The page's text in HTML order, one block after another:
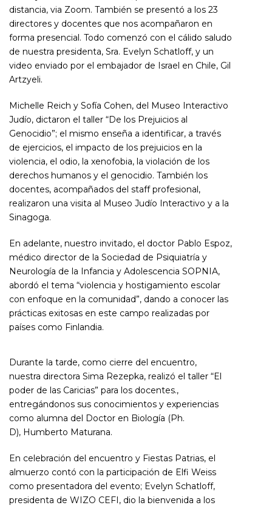
distancia, via Zoom. También se presentó a los 23
directores y docentes que nos acompañaron en
forma presencial. Todo comenzó con el cálido saludo
de nuestra presidenta, Sra. Evelyn Schatloff, y un
video enviado por el embajador de Israel en Chile, Gil
Artzyeli.
Michelle Reich y Sofía Cohen, del Museo Interactivo
Judío, dictaron el taller “De los Prejuicios al
Genocidio”; el mismo enseña a identificar, a través
de ejercicios, el impacto de los prejuicios en la
violencia, el odio, la xenofobia, la violación de los
derechos humanos y el genocidio. También los
docentes, acompañados del staff profesional,
realizaron una visita al Museo Judío Interactivo y a la
Sinagoga.
En adelante, nuestro invitado, el doctor Pablo Espoz,
médico director de la Sociedad de Psiquiatría y
Neurología de la Infancia y Adolescencia SOPNIA,
abordó el tema “violencia y hostigamiento escolar
con enfoque en la comunidad”, dando a conocer las
prácticas exitosas en este campo realizadas por
países como Finlandia.
Durante la tarde, como cierre del encuentro,
nuestra directora Sima Rezepka, realizó el taller “El
poder de las Caricias” para los docentes.,
entregándonos sus conocimientos y experiencias
como alumna del Doctor en Biología (Ph.
D), Humberto Maturana.
En celebración del encuentro y Fiestas Patrias, el
almuerzo contó con la participación de Elfi Weiss
como presentadora del evento; Evelyn Schatloff,
presidenta de WIZO CEFI, dio la bienvenida a los